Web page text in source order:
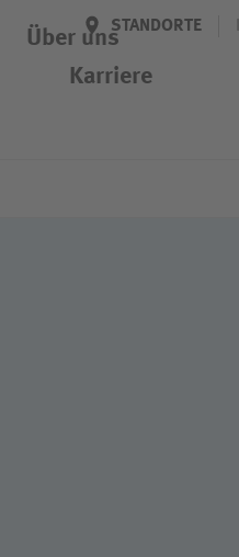
STANDORTE
Über uns
Karriere